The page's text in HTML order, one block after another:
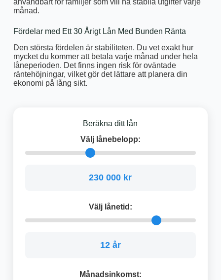
månad.
Fördelar med Ett 30 Årigt Lån Med Bunden Ränta
Den största fördelen är stabiliteten. Du vet exakt hur
mycket du kommer att betala varje månad under hela
låneperioden. Det finns ingen risk för oväntade
räntehöjningar, vilket gör det lättare att planera din
ekonomi på lång sikt.
Beräkna ditt lån
Välj lånebelopp:
230 000 kr
Välj lånetid:
12 år
Månadsinkomst: